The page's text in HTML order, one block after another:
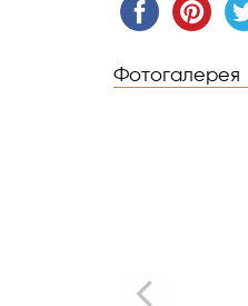
Фотогалерея